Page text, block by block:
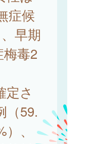
症候
早期
毒2
定さ
（59.
、